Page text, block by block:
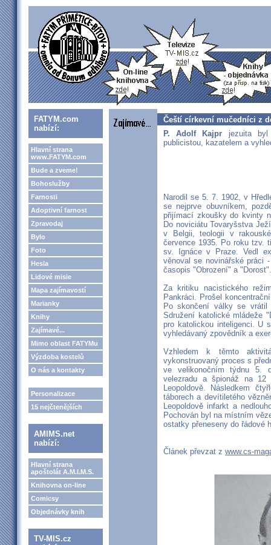
FATYM.com
nabízí:
Hlavní strana
www.FATYM.com
Bude a zveme!
Bohoslužby
Farnosti
Adoptivní farnost
Zpravodaj
Bylo
Foto
Hesla
Lidové misie
Mapa zajímavostí
Marianky
Knihy
Zajímavé...
Mimo oblast FATYMu
Výzdoba kostelů
O nás a kontakty
Personalizace
15 nejčtenějších
AMIMS.net
nabízí:
Hlavní strana
apoštolát A.M.I.M.S.
Knihovna on-line
Comicsy
Objednávky knih
TV-MIS.cz
Čeští církevní mučedníci z
P. Adolf Kajpr jezuita byl
publicistou, kazatelem a
Narodil se 5. 7. 1902, v
se nejprve obuvníkem,
přijímací zkoušky do kvinty
Do noviciátu Tovaryšstva
v Belgii, teologii v
července 1935. Po roku tzv.
sv. Ignáce v Praze. Vedl
věnoval se novinářské práci
časopis "Obrození" a "Dorost".
Za kritiku nacistického
Pankráci. Prošel
Po skončení války se vrátil
Sdružení katolické mládeže
pro katolickou inteligenci. U
vyhledávaný zpovědník a
Vzhledem k těmto
vykonstruovaný proces s
ve velikonočním týdnu 5.
velezradu a špionáž na
Leopoldově. Následkem
táborech a devítiletého
Leopoldově infarkt a
Pochován byl na místním
ostatky přeneseny do řádové
Článek převzat z www.cs-